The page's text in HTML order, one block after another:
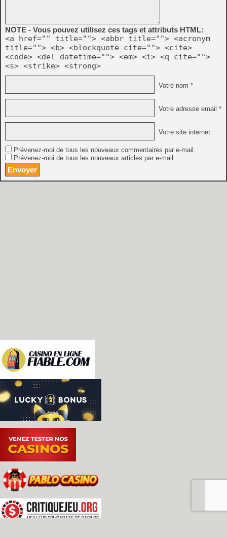
NOTE - Vous pouvez utilisez ces tags et attributs HTML:
<a href="" title=""> <abbr title=""> <acronym
title=""> <b> <blockquote cite=""> <cite>
<code> <del datetime=""> <em> <i> <q cite="">
<s> <strike> <strong>
Votre nom *
Votre adresse email *
Votre site internet
Prévenez-moi de tous les nouveaux commentaires par e-mail.
Prévenez-moi de tous les nouveaux articles par e-mail.